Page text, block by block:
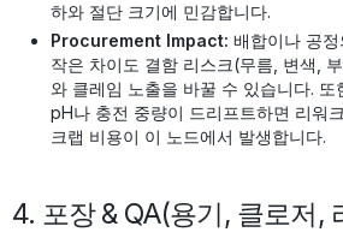
하와 절단 크기에 민감합니다.
Procurement Impact: 배합이나 공정
작은 차이도 결함 리스크(무름, 변색,
와 클레임 노출을 바꿀 수 있습니다. 또
pH나 충전 중량이 드리프트하면 리워
크랩 비용이 이 노드에서 발생합니다.
4. 포장 & QA(용기, 클로저,